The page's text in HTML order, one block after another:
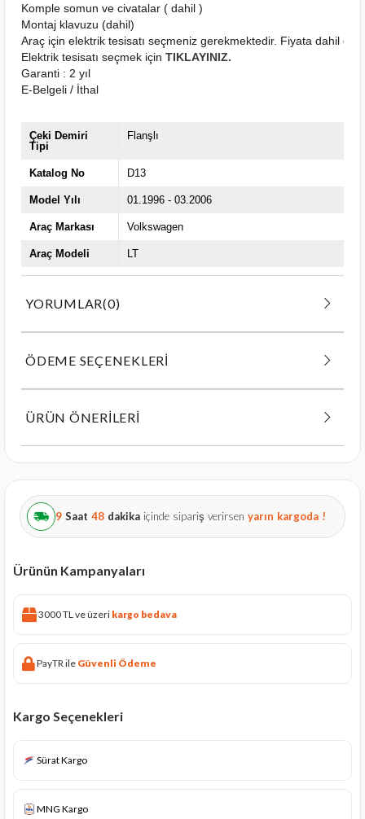
Komple somun ve civatalar ( dahil )
Montaj klavuzu (dahil)
Araç için elektrik tesisatı seçmeniz gerekmektedir. Fiyata dahil
Elektrik tesisatı seçmek için TIKLAYINIZ.
Garanti : 2 yıl
E-Belgeli / İthal
Çeki Demiri
Tipi
Flanşlı
Katalog No D13
Model Yılı 01.1996 - 03.2006
Araç Markası Volkswagen
Araç Modeli LT
YORUMLAR(0)
ÖDEME SEÇENEKLERI
ÜRÜN ÖNERILERI
9 Saat 48 dakika içinde sipariş verirsen yarın kargoda !
Ürünün Kampanyaları
3000 TL ve üzeri kargo bedava
PayTR ile Güvenli Ödeme
Kargo Seçenekleri
Sürat Kargo
MNG Kargo